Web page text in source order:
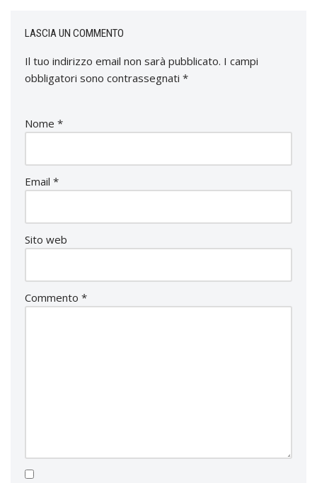
LASCIA UN COMMENTO
Il tuo indirizzo email non sarà pubblicato. I campi
obbligatori sono contrassegnati *
Nome *
Email *
Sito web
Commento *